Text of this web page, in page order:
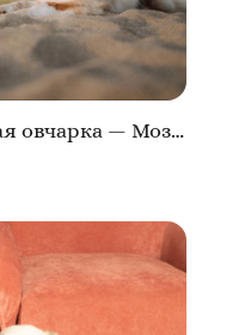
Австралийская овчарка — Мози | id 26705